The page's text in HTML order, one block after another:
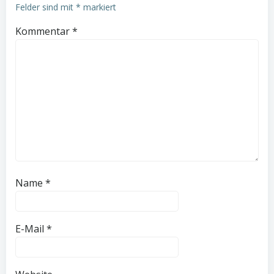
Felder sind mit * markiert
Kommentar*
Name *
E-Mail *